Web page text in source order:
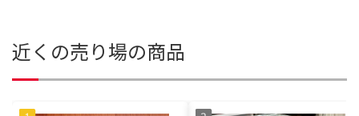
近くの売り場の商品